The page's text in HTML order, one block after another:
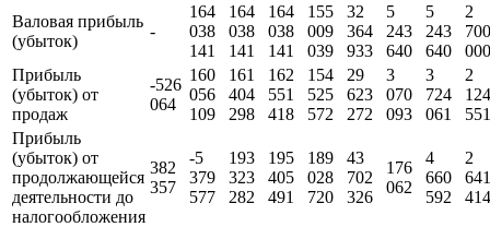
Валовая прибыль
(убыток)
-
164
038
141
164
038
141
164
038
141
155
009
039
32
364
933
5
243
640
5
243
640
2
700
000
Прибыль
(убыток) от
продаж
-526
064
160
056
109
161
404
298
162
551
418
154
525
572
29
623
272
3
070
093
3
724
061
2
124
551
Прибыль
(убыток) от
продолжающейся
деятельности до
налогообложения
382
357
-5
379
577
193
323
282
195
405
491
189
028
720
43
702
326
176
062
4
660
592
2
641
414